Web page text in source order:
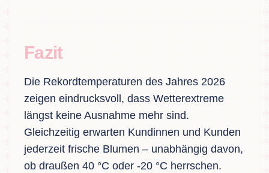
Fazit
Die Rekordtemperaturen des Jahres 2026
zeigen eindrucksvoll, dass Wetterextreme
längst keine Ausnahme mehr sind.
Gleichzeitig erwarten Kundinnen und Kunden
jederzeit frische Blumen – unabhängig davon,
ob draußen 40 °C oder -20 °C herrschen.